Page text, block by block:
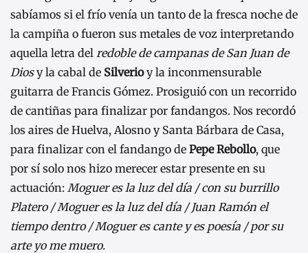
sabíamos si el frío venía un tanto de la fresca noche de
la campiña o fueron sus metales de voz interpretando
aquella letra del redoble de campanas de San Juan de
Diosy la cabal de Silverioy la inconmensurable
guitarra de Francis Gómez. Prosiguió con un recorrido
de cantiñas para finalizar por fandangos. Nos recordó
los aires de Huelva, Alosno y Santa Bárbara de Casa,
para finalizar con el fandango de Pepe Rebollo, que
por sí solo nos hizo merecer estar presente en su
actuación: Moguer es la luz del día / con su burrillo
Platero / Moguer es la luz del día / Juan Ramón el
tiempo dentro / Moguer es cante y es poesía / por su
arte yo me muero.